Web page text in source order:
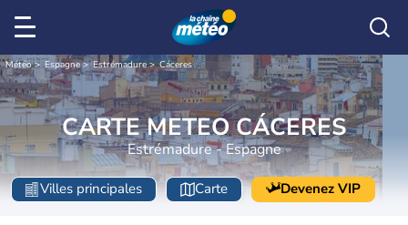
Météo Espagne Estrémadure Cáceres
CARTE METEO CÁCERES
Estrémadure - Espagne
Villes principales Carte Devenez VIP